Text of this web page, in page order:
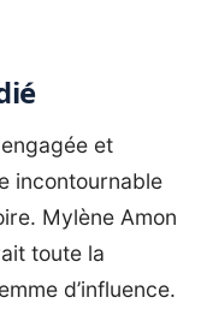
et
incontournable
Mylène Amon
toute la
d’influence.